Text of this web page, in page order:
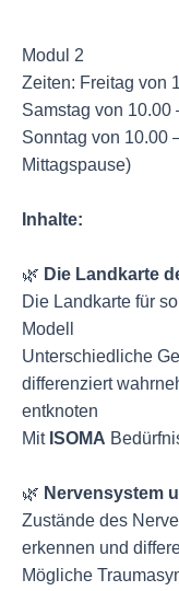
Modul 2
Zeiten: Freitag von
Samstag von 10.00
Sonntag von 10.00
Mittagspause)
Inhalte:
🌿 Die Landkarte
Die Landkarte für
Modell
Unterschiedliche
differenziert
entknoten
Mit ISOMA
🌿 Nervensystem
Zustände des
erkennen und
Mögliche